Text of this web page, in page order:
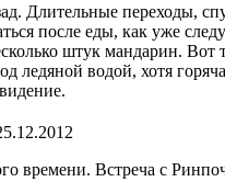
Длительные переходы,
после еды, как уже
штук мандарин.
ледяной водой, хотя
времени. Встреча с